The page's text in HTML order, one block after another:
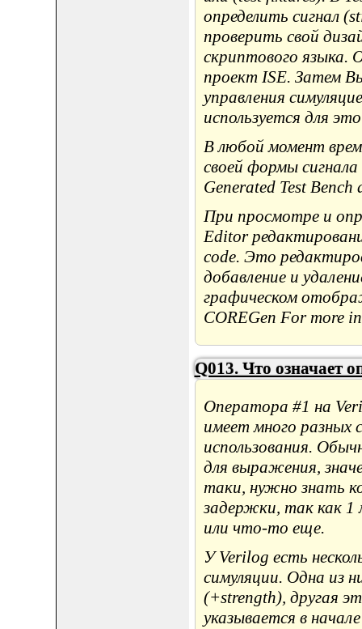
определить сигнал
проверить свой
скриптового языка.
проект ISE. Затем
управления
используется для
В любой момент
своей формы сигнала
Generated Test Bench
При просмотре и
Editor
code. Это
добавление и
графическом
COREGen For more
Q013. Что означает
Оператора #1 на
имеет много разных
использования.
для выражения,
таки, нужно знать
задержки, так как 1
или что-то еще.
У Verilog есть
симуляции. Одна из
(+strength), другая
указывается в